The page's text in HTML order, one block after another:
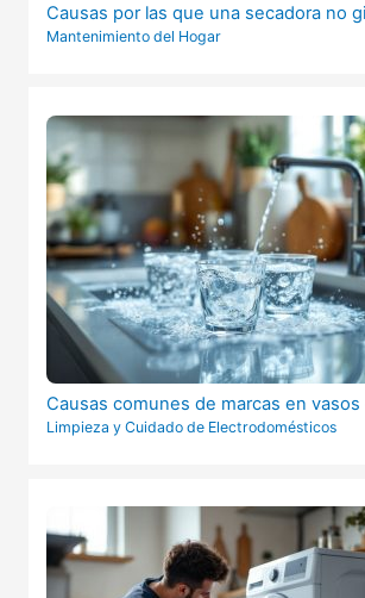
Causas por las que una secadora no
Mantenimiento del Hogar
Causas comunes de marcas en vasos
Limpieza y Cuidado de Electrodomésticos